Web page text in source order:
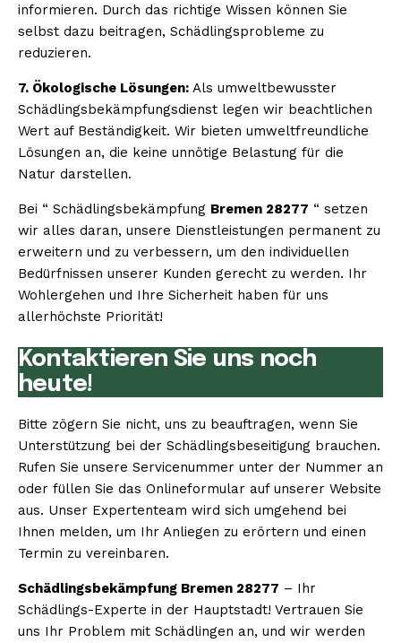
informieren. Durch das richtige Wissen können Sie
selbst dazu beitragen, Schädlingsprobleme zu
reduzieren.
7. Ökologische Lösungen: Als umweltbewusster
Schädlingsbekämpfungsdienst legen wir beachtlichen
Wert auf Beständigkeit. Wir bieten umweltfreundliche
Lösungen an, die keine unnötige Belastung für die
Natur darstellen.
Bei “ Schädlingsbekämpfung Bremen 28277 “ setzen
wir alles daran, unsere Dienstleistungen permanent zu
erweitern und zu verbessern, um den individuellen
Bedürfnissen unserer Kunden gerecht zu werden. Ihr
Wohlergehen und Ihre Sicherheit haben für uns
allerhöchste Priorität!
Kontaktieren Sie uns noch
heute!
Bitte zögern Sie nicht, uns zu beauftragen, wenn Sie
Unterstützung bei der Schädlingsbeseitigung brauchen.
Rufen Sie unsere Servicenummer unter der Nummer an
oder füllen Sie das Onlineformular auf unserer Website
aus. Unser Expertenteam wird sich umgehend bei
Ihnen melden, um Ihr Anliegen zu erörtern und einen
Termin zu vereinbaren.
Schädlingsbekämpfung Bremen 28277 – Ihr
Schädlings-Experte in der Hauptstadt! Vertrauen Sie
uns Ihr Problem mit Schädlingen an, und wir werden